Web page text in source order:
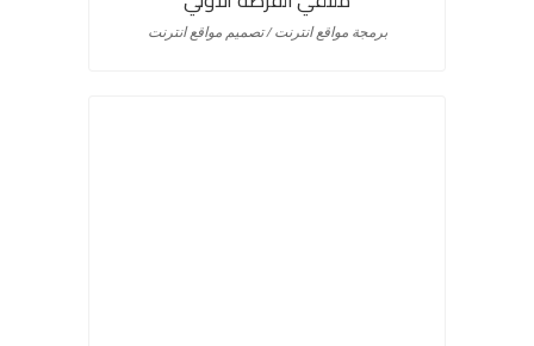
برمجة مواقع انترنت / تصميم مواقع انترنت